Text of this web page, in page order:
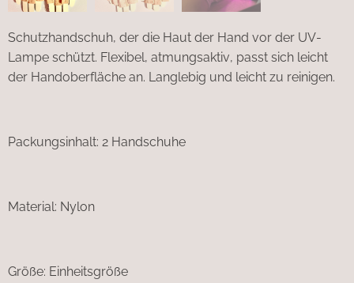
Schutzhandschuh, der die Haut der Hand vor der UV-
Lampe schützt. Flexibel, atmungsaktiv, passt sich leicht
der Handoberfläche an. Langlebig und leicht zu reinigen.
Packungsinhalt: 2 Handschuhe
Material: Nylon
Größe: Einheitsgröße